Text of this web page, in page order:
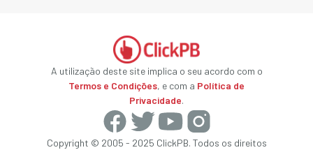
A utilização deste site implica o seu acordo com o
Termos e Condições, e com a Política de
Privacidade.
Copyright © 2005 - 2025 ClickPB. Todos os direitos